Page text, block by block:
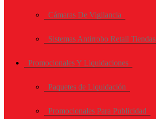
Cámaras De Vigilancia
Sistemas Antirrobo Retail Tiendas
Promocionales Y Liquidaciones
Paquetes de Liquidación
Promocionales Para Publicidad